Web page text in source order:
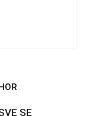
SE